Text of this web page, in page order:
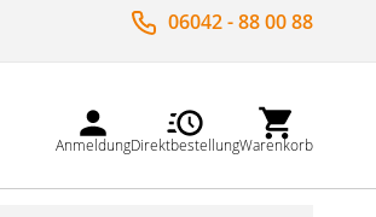
06042 - 88 00 88
AnmeldungDirektbestellungWarenkorb